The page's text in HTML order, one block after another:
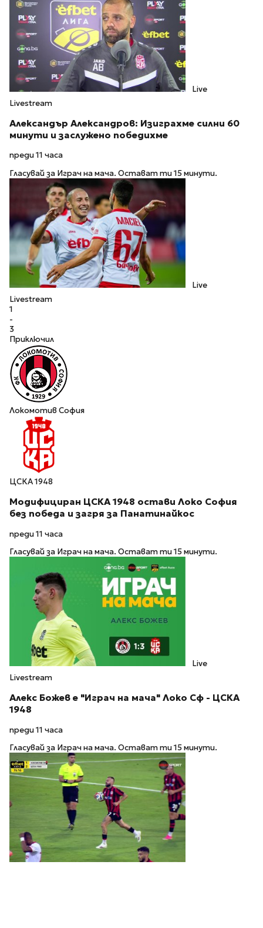
Live
Livestream
Александър Александров: Изиграхме силни 60
минути и заслужено победихме
преди 11 часа
Гласувай за Играч на мача. Остават ти 15 минути.
Live
Livestream
1
-
3
Приключил
Локомотив София
ЦСКА 1948
Модифициран ЦСКА 1948 остави Локо София
без победа и загря за Панатинайкос
преди 11 часа
Гласувай за Играч на мача. Остават ти 15 минути.
Live
Livestream
Алекс Божев е "Играч на мача" Локо Сф - ЦСКА
1948
преди 11 часа
Гласувай за Играч на мача. Остават ти 15 минути.